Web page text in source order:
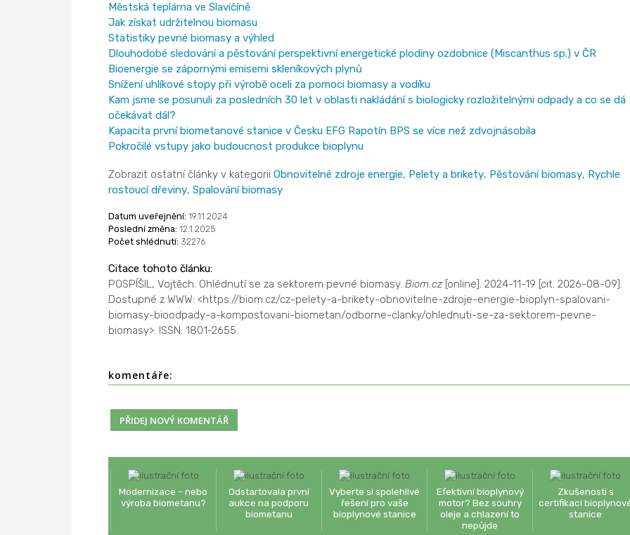
Městská teplárna ve Slavičíně
Jak získat udržitelnou biomasu
Statistiky pevné biomasy a výhled
Dlouhodobé sledování a pěstování perspektivní energetické plodiny ozdobnice (Miscanthus sp.) v ČR
Bioenergie se zápornými emisemi skleníkových plynů
Snížení uhlíkové stopy při výrobě oceli za pomoci biomasy a vodíku
Kam jsme se posunuli za posledních 30 let v oblasti nakládání s biologicky rozložitelnými odpady a co se dá
očekávat dál?
Kapacita první biometanové stanice v Česku EFG Rapotín BPS se více než zdvojnásobila
Pokročilé vstupy jako budoucnost produkce bioplynu
Zobrazit ostatní články v kategorii Obnovitelné zdroje energie, Pelety a brikety, Pěstování biomasy, Rychle
rostoucí dřeviny, Spalování biomasy
Datum uveřejnění: 19.11.2024
Poslední změna: 12.1.2025
Počet shlédnutí: 32276
Citace tohoto článku:
POSPÍŠIL, Vojtěch: Ohlédnutí se za sektorem pevné biomasy. Biom.cz[online]. 2024-11-19 [cit. 2026-08-09].
Dostupné z WWW: <https://biom.cz/cz-pelety-a-brikety-obnovitelne-zdroje-energie-bioplyn-spalovani-
biomasy-bioodpady-a-kompostovani-biometan/odborne-clanky/ohlednuti-se-za-sektorem-pevne-
biomasy>. ISSN: 1801-2655.
komentáře:
Modernizace - nebo
výroba biometanu?
Odstartovala první
aukce na podporu
biometanu
Vyberte si spolehlivé
řešení pro vaše
bioplynové stanice
Efektivní bioplynový
motor? Bez souhry
oleje a chlazení to
nepůjde
Zkušenosti s
certifikací
stanice